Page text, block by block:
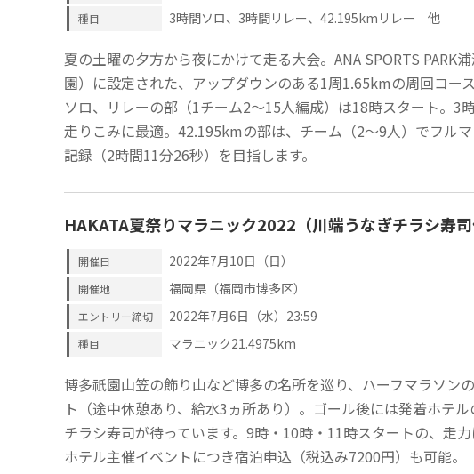
種目 3時間ソロ、3時間リレー、42.195kmリレー 他
夏の土曜の夕方から夜にかけて走る大会。ANA SPORTS PARK
園）に設定された、アップダウンのある1周1.65kmの周回コー
ソロ、リレーの部（1チーム2～15人編成）は18時スタート。3
走りこみに最適。42.195kmの部は、チーム（2～9人）でフル
記録（2時間11分26秒）を目指します。
HAKATA夏祭りマラニック2022（川端うなぎチラシ寿司
開催日 2022年7月10日（日）
開催地 福岡県（福岡市博多区）
エントリー締切 2022年7月6日（水）23:59
種目 マラニック21.4975km
博多祇園山笠の飾り山など博多の名所を巡り、ハーフマラソン
ト（途中休憩あり、給水3ヵ所あり）。ゴール後には発着ホテ
チラシ寿司が待っています。9時・10時・11時スタートの、走力
ホテル主催イベントにつき宿泊申込（税込み7200円）も可能。